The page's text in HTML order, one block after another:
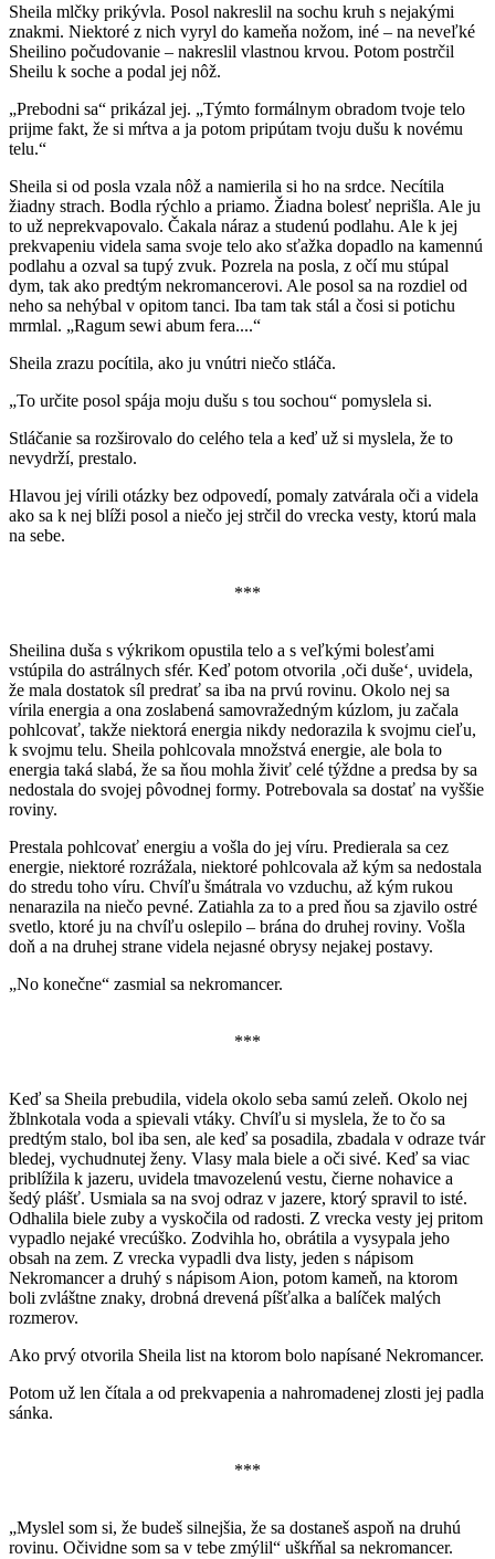
Sheila mlčky prikývla. Posol nakreslil na sochu kruh s nejakými
znakmi. Niektoré z nich vyryl do kameňa nožom, iné – na neveľké
Sheilino počudovanie – nakreslil vlastnou krvou. Potom postrčil
Sheilu k soche a podal jej nôž.
„Prebodni sa“ prikázal jej. „Týmto formálnym obradom tvoje telo
prijme fakt, že si mŕtva a ja potom pripútam tvoju dušu k novému
telu.“
Sheila si od posla vzala nôž a namierila si ho na srdce. Necítila
žiadny strach. Bodla rýchlo a priamo. Žiadna bolesť neprišla. Ale ju
to už neprekvapovalo. Čakala náraz a studenú podlahu. Ale k jej
prekvapeniu videla sama svoje telo ako sťažka dopadlo na kamennú
podlahu a ozval sa tupý zvuk. Pozrela na posla, z očí mu stúpal
dym, tak ako predtým nekromancerovi. Ale posol sa na rozdiel od
neho sa nehýbal v opitom tanci. Iba tam tak stál a čosi si potichu
mrmlal. „Ragum sewi abum fera....“
Sheila zrazu pocítila, ako ju vnútri niečo stláča.
„To určite posol spája moju dušu s tou sochou“ pomyslela si.
Stláčanie sa rozširovalo do celého tela a keď už si myslela, že to
nevydrží, prestalo.
Hlavou jej vírili otázky bez odpovedí, pomaly zatvárala oči a videla
ako sa k nej blíži posol a niečo jej strčil do vrecka vesty, ktorú mala
na sebe.
***
Sheilina duša s výkrikom opustila telo a s veľkými bolesťami
vstúpila do astrálnych sfér. Keď potom otvorila ‚oči duše‘, uvidela,
že mala dostatok síl predrať sa iba na prvú rovinu. Okolo nej sa
vírila energia a ona zoslabená samovražedným kúzlom, ju začala
pohlcovať, takže niektorá energia nikdy nedorazila k svojmu cieľu,
k svojmu telu. Sheila pohlcovala množstvá energie, ale bola to
energia taká slabá, že sa ňou mohla živiť celé týždne a predsa by sa
nedostala do svojej pôvodnej formy. Potrebovala sa dostať na vyššie
roviny.
Prestala pohlcovať energiu a vošla do jej víru. Predierala sa cez
energie, niektoré rozrážala, niektoré pohlcovala až kým sa nedostala
do stredu toho víru. Chvíľu šmátrala vo vzduchu, až kým rukou
nenarazila na niečo pevné. Zatiahla za to a pred ňou sa zjavilo ostré
svetlo, ktoré ju na chvíľu oslepilo – brána do druhej roviny. Vošla
doň a na druhej strane videla nejasné obrysy nejakej postavy.
„No konečne“ zasmial sa nekromancer.
***
Keď sa Sheila prebudila, videla okolo seba samú zeleň. Okolo nej
žblnkotala voda a spievali vtáky. Chvíľu si myslela, že to čo sa
predtým stalo, bol iba sen, ale keď sa posadila, zbadala v odraze tvár
bledej, vychudnutej ženy. Vlasy mala biele a oči sivé. Keď sa viac
priblížila k jazeru, uvidela tmavozelenú vestu, čierne nohavice a
šedý plášť. Usmiala sa na svoj odraz v jazere, ktorý spravil to isté.
Odhalila biele zuby a vyskočila od radosti. Z vrecka vesty jej pritom
vypadlo nejaké vrecúško. Zodvihla ho, obrátila a vysypala jeho
obsah na zem. Z vrecka vypadli dva listy, jeden s nápisom
Nekromancer a druhý s nápisom Aion, potom kameň, na ktorom
boli zvláštne znaky, drobná drevená píšťalka a balíček malých
rozmerov.
Ako prvý otvorila Sheila list na ktorom bolo napísané Nekromancer.
Potom už len čítala a od prekvapenia a nahromadenej zlosti jej padla
sánka.
***
„Myslel som si, že budeš silnejšia, že sa dostaneš aspoň na druhú
rovinu. Očividne som sa v tebe zmýlil“ uškŕňal sa nekromancer.